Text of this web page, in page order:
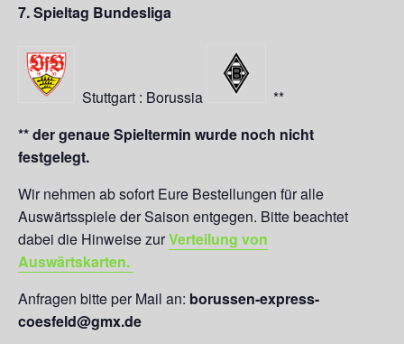
7. Spieltag Bundesliga
Stuttgart : Borussia
**
** der genaue Spieltermin wurde noch nicht
festgelegt.
Wir nehmen ab sofort Eure Bestellungen für alle
Auswärtsspiele der Saison entgegen. Bitte beachtet
dabei die Hinweise zurVerteilung von
Auswärtskarten.
Anfragen bitte per Mail an: borussen-express-
coesfeld@gmx.de